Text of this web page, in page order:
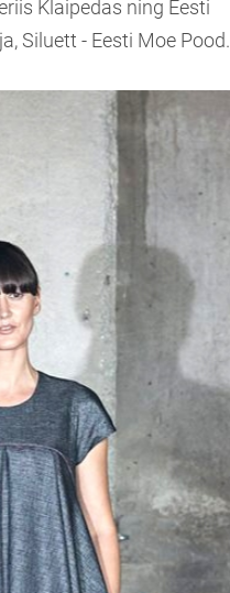
Klaipedas ning Eesti
Siluett - Eesti Moe Pood.